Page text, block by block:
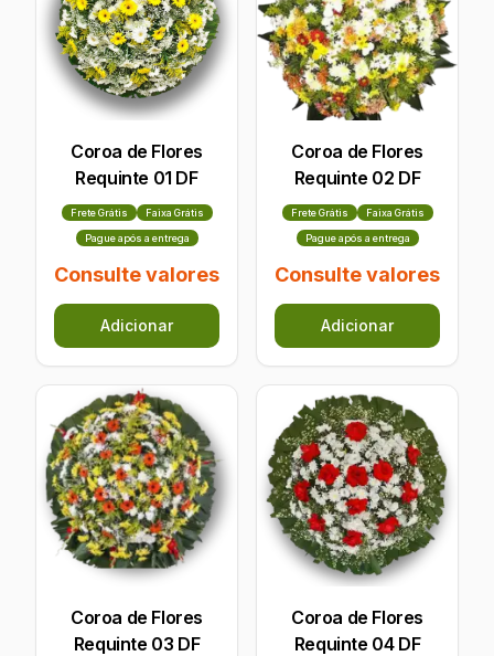
Coroa de Flores
Requinte 01 DF
Frete Grátis Faixa Grátis
Pague após a entrega
Consulte valores
Adicionar
Coroa de Flores
Requinte 02 DF
Frete Grátis Faixa Grátis
Pague após a entrega
Consulte valores
Adicionar
Coroa de Flores
Requinte 03 DF
Coroa de Flores
Requinte 04 DF